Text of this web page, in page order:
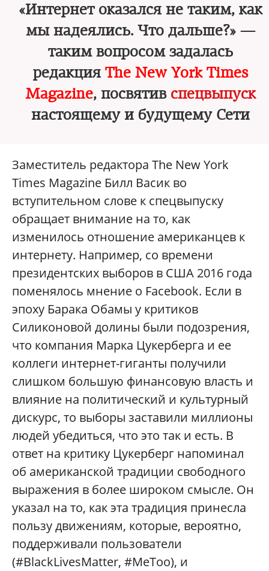
«Интернет оказался не таким, как
мы надеялись. Что дальше?» —
таким вопросом задалась
редакция The New York Times
Magazine, посвятив спецвыпуск
настоящему и будущему Сети
Заместитель редактора The New York
Times Magazine Билл Васик во
вступительном слове к спецвыпуску
обращает внимание на то, как
изменилось отношение американцев к
интернету. Например, со времени
президентских выборов в США 2016 года
поменялось мнение о Facebook. Если в
эпоху Барака Обамы у критиков
Силиконовой долины были подозрения,
что компания Марка Цукерберга и ее
коллеги интернет-гиганты получили
слишком большую финансовую власть и
влияние на политический и культурный
дискурс, то выборы заставили миллионы
людей убедиться, что это так и есть. В
ответ на критику Цукерберг напоминал
об американской традиции свободного
выражения в более широком смысле. Он
указал на то, как эта традиция принесла
пользу движениям, которые, вероятно,
поддерживали пользователи
(#BlackLivesMatter, #MeToo), и